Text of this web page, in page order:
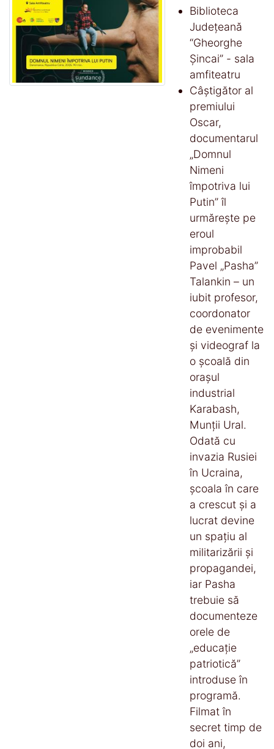
Biblioteca
Județeană
“Gheorghe
Șincai” - sala
amfiteatru
Câștigător al
premiului
Oscar,
documentarul
„Domnul
Nimeni
împotriva lui
Putin” îl
urmărește pe
eroul
improbabil
Pavel „Pasha”
Talankin – un
iubit profesor,
coordonator
de evenimente
și videograf la
o școală din
orașul
industrial
Karabash,
Munții Ural.
Odată cu
invazia Rusiei
în Ucraina,
școala în care
a crescut și a
lucrat devine
un spațiu al
militarizării și
propagandei,
iar Pasha
trebuie să
documenteze
orele de
„educație
patriotică”
introduse în
programă.
Filmat în
secret timp de
doi ani,